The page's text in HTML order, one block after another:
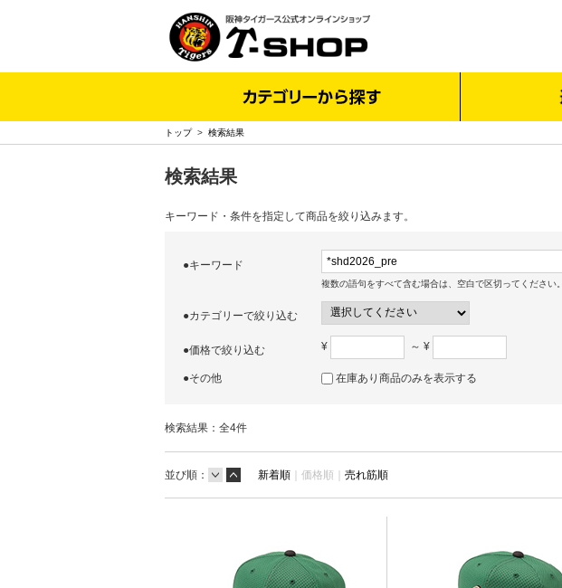
トップ> 検索結果
検索結果
キーワード・条件を指定して商品を絞り込みます。
●キーワード
複数の語句をすべて含む場合は、空白で区切ってください。
●カテゴリーで絞り込む
●価格で絞り込む ¥ ～ ¥
●その他 在庫あり商品のみを表示する
検索結果：全4件
並び順： 新着順 ｜ 価格順｜ 売れ筋順